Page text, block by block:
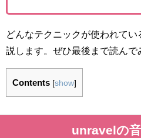
どんなテクニックが使われて
説します。ぜひ最後まで読んで
Contents [show]
unravelの